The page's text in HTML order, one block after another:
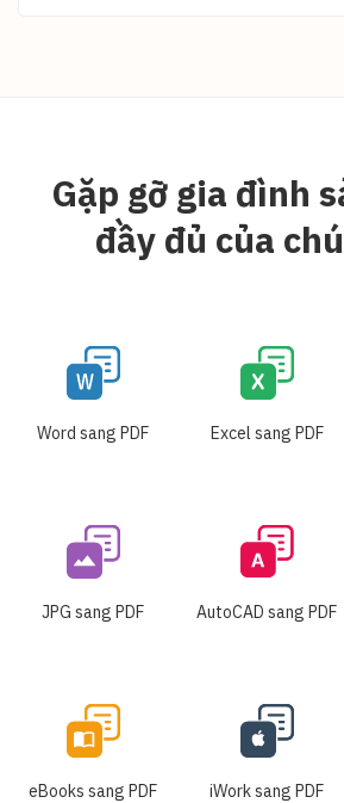
Gặp gỡ gia đình
đầy đủ của
Word sang PDF Excel sang PDF
JPG sang PDF AutoCAD sang PDF
eBooks sang PDF iWork sang PDF